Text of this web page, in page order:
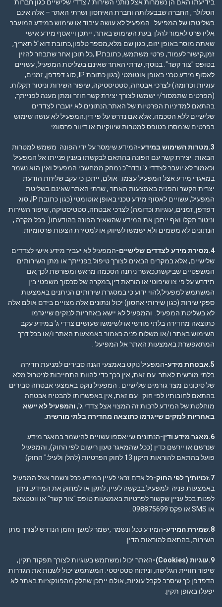
בידיעתו האם הן נשמרות אצל נותני השירות / צדדי שלישיים כגון חברות
הסלולר , החברה שבבעלותה וחברת האיחסון ושרתי האתר – אלה אינם
בשליטתו של המפיעל . המפעיל לא עושה עיבוד או שימוש במידע המועבר
אליו פרט לאמור להלן .בעת השימוש באתר, ייתכן וייאסף מידע אישי
שאתה מוסר באופן יזום, כגון:שם מלא,מספר טלפון,כתובת דוא"ל תאריך,
זמן,קישור לעמוד, פרטי משתמש, כתובתIP ,כל תוכן אחר שתבחר להזין
בטופס "צור קשר". בנוסף, שרתי האתר שאינם בשליטת המפעיל, עשויים
לאסוף מידע טכני באופן אוטומטי (כגון כתובת IP, סוג דפדפן, זמנים,
עוגיות וכדומה) לצרכי אבטחה, סטטיסטיקה, שיפור השירות וניטור תקלות.
(הפרטים שתמסור/י ישמשו לצורך יצירת קשר חוזר ומתן מענה לפנייתך,
בהתאם למדיניות הפרטיותשל האתר.הנתונים לא יועברו לצדדים
שלישיים ללא הסכמה, אלא אם נדרש על פי דין.המפעיל לא עושה שימוש
בפרטים שנמסרו בטופס למטרות שיווקיות או דיוור פרסומי.
3.מטרות השימוש במידע-
המידע שימסר על ידי הפונה משמש למטרות
הבאות: יצירת קשר עם הפונה בהתאם לבקשתו בענין פנייתו אל המפעיל
וכאמור לא יועבר לצדדי ג' ובדר"כ נמחק ממחשבי המפעיל ואין הוא נשמר
במאגרי מידע אצל המפעיל עצמו. אולם, ייתכן כי עקב שליחת הודעת
יצרית הקשר והפניה באמצעות האתר , שרתי האתר שאינם בשליטת
המפעיל, עשויים לאסוף מידע טכני באופן אוטומטי (כגון כתובת IP, סוג
דפדפן, זמנים, עוגיות וכדומה) לצרכי אבטחה, סטטיסטיקה, שיפור השירות
וניטור תקלו ואף ייתכן את המידע שהשאיר הפונה בהודעתו(. בכל מקרה ,
הנתונים לא משמים ולא ישמשו לשיווק או למסירת הצעות פרסומיות.
4.מסירת מידע לצדדים שלישיים-
המפעיל לא יעביר מידע אישי לצדדים
שלישיים, אלא במקרים הבאים:לצורך טיפול בפנייתך או מתן השירותים
המשפטיים שביקשת,כאשר ניתנה הסכמה מראש ומפורשת לכך,אם
תידרש על פי צו שיפוטי או הוראת דין,במקרה של סכסוך משפטי בין
המשתמש למפעיל,להוי ידוע כי במסגרת שירותים הניתנים באמצעות
ספקי שירות (כגון שירותי אחסון) יכול ונתונים אלה מצויים בידם אולם אלה
לא בשליטת המפעיל. והמפעיל לא יישא באחריות לנזקים שייגרמו
כתוצאה מחדירה בלתי מורשי או לשימשו שעושים צדדי ג' במידע עקב
השימוש באתר ו/או משלוח פניה כאמור באמצעות האתר ו/או בכל דרך
המתאפשרת באמצעות האתר אל המפיעל .
5.אבטחת מידע-
המפעיל נוקט באמצעי הגנה סבירים למניעת חדירה
בלתי מורשית לאתר. עם זאת, אין בכך כדי להוות התחייבות לניטרול מלא
של סיכונים מצד גורמים שלישיים . המפעיל נוקט באמצעי אבטחה סבירים
בהתאם לחובותיו לפי חוק . עם זאת, אין באפשרותו להבטיח אבטחה
מוחלטת של המידע לרבות זה המצוי אצל צדדי ג', והמפעיל לא יישא
באחריות לנזקים שייגרמו כתוצאה מחדירה בלתי מורשית.
6.מאגר מידע ודין-
הנתונים שייאספו עשויים להישמר במאגר מידע
שנרשם או יירשם כדין (ככל שהמאגר טעון רישום לפי החוק), והמפעיל
פועל בהתאם להוראות תיקון 13 לחוק הפרטיות (להלן ולעיל:" החוק)
7.זכויותיך לפי החוק-
כל אדם זכאי לעיין במידע ככל ונשמר אצל המפעיל
באמצעות פניה למפעיל בבקשה לעיין, לתקן או למחוק את המידע. ניתן
לפנות בכל עניין שקשור לפרטיות באמצעות טופס "צור קשר" או ווטטצאפ
או SMS או פקס 098875699 .
8.שמירת המידע-
המידע ככל ונשמר ,ישמר למשך הזמן הנדרש לצורך מתן
השירות, בהתאם להוראות הדין.
9.עוגיות (Cookies)-
האתר יכול ומשתמש בעוגיות לצורך תפקוד תקין,
שיפור חוויית הגלישה, וניתוח סטטיסטי. המשתמש יכול לשנות את הגדרות
הדפדפן כך שיסרב לקבל עוגיות, אולם ייתכן שחלק מהפונקציות באתר לא
יפעלו באופן תקין.